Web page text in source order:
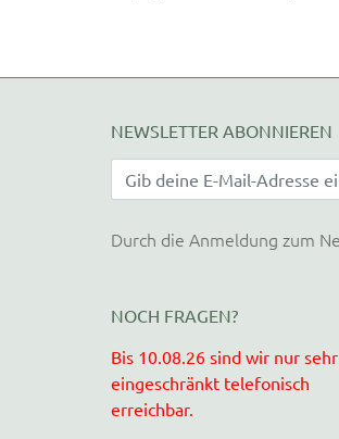
NEWSLETTER ABONNIEREN
Durch die Anmeldung zum
NOCH FRAGEN?
Bis 10.08.26 sind wir nur sehr
eingeschränkt telefonisch
erreichbar.